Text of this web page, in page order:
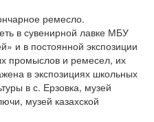
ремесло.
в сувенирной лавке МБУ
и в постоянной экспозиции
промыслов и ремесел, их
в экспозициях школьных
в с. Ерзовка, музей
музей казахской